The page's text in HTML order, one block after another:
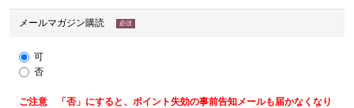
メールマガジン購読
可
否
ご注意 「否」にすると、ポイント失効の事前告知メールも届かなくなり